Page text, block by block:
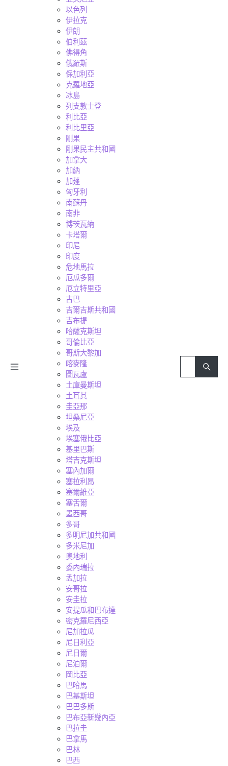
以色列
伊拉克
伊朗
伯利茲
佛得角
俄羅斯
保加利亞
克羅地亞
冰島
列支敦士登
利比亞
利比里亞
剛果
剛果民主共和國
加拿大
加納
加蓬
匈牙利
南蘇丹
南非
博茨瓦納
卡塔爾
印尼
印度
危地馬拉
厄瓜多爾
厄立特里亞
古巴
吉爾吉斯共和國
吉布提
哈薩克斯坦
哥倫比亞
哥斯大黎加
喀麥隆
圖瓦盧
土庫曼斯坦
土耳其
圭亞那
坦桑尼亞
埃及
埃塞俄比亞
基里巴斯
塔吉克斯坦
塞內加爾
塞拉利昂
塞爾維亞
塞舌爾
墨西哥
多哥
多明尼加共和國
多米尼加
奧地利
委內瑞拉
孟加拉
安哥拉
安圭拉
安提瓜和巴布達
密克羅尼西亞
尼加拉瓜
尼日利亞
尼日爾
尼泊爾
岡比亞
巴哈馬
巴基斯坦
巴巴多斯
巴布亞新幾內亞
巴拉圭
巴拿馬
巴林
巴西